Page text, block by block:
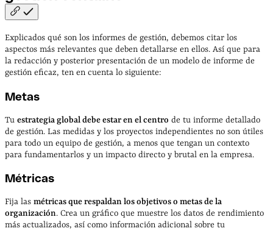
Explicados qué son los informes de gestión, debemos citar los
aspectos más relevantes que deben detallarse en ellos. Así que para
la redacción y posterior presentación de un modelo de informe de
gestión eficaz, ten en cuenta lo siguiente:
Metas
Tu estrategia global debe estar en el centro de tu informe detallado
de gestión. Las medidas y los proyectos independientes no son útiles
para todo un equipo de gestión, a menos que tengan un contexto
para fundamentarlos y un impacto directo y brutal en la empresa.
Métricas
Fija las métricas que respaldan los objetivos o metas de la
organización. Crea un gráfico que muestre los datos de rendimiento
más actualizados, así como información adicional sobre tu